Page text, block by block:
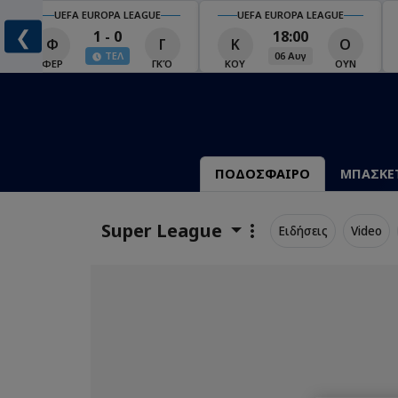
❮
UEFA EUROPA LEAGUE
Φ
ΦΕΡ
1 - 0
ΤΕΛ
Γ
ΓΚΌ
UEFA EUROPA LEAGUE
Κ
ΚΟΥ
18:00
06 Αυγ
Ο
ΟΥΝ
ΠΟΔΟΣΦΑΙΡΟ
Super League Ειδήσεις Video